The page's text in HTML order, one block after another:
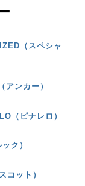
（スペシャ
アンカー）
（ピナレロ）
ク）
コット）